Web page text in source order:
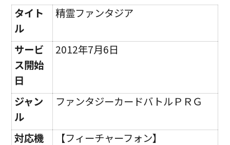
タイト
ル
精霊ファンタジア
サービ
ス開始
日
2012年7月6日
ジャン
ル
ファンタジーカードバトルＰＲＧ
対応機
【フィーチャーフォン】